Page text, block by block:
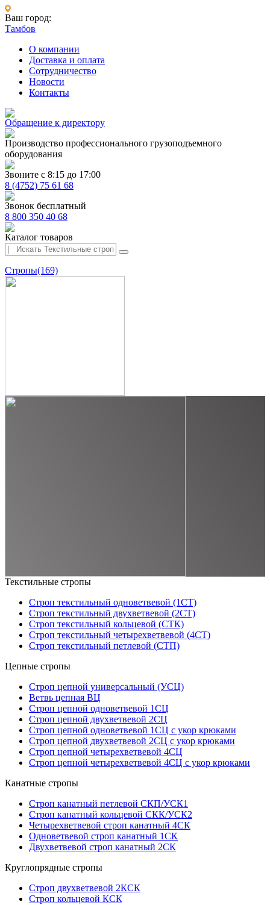
Ваш город:
Тамбов
О компании
Доставка и оплата
Сотрудничество
Новости
Контакты
Обращение к директору
Производство профессионального грузоподъемного
оборудования
Звоните с 8:15 до 17:00
8 (4752) 75 61 68
Звонок бесплатный
8 800 350 40 68
Каталог товаров
Стропы(169)
Текстильные стропы
Строп текстильный одноветвевой (1СТ)
Строп текстильный двухветвевой (2СТ)
Строп текстильный кольцевой (СТК)
Строп текстильный четырехветвевой (4СТ)
Строп текстильный петлевой (СТП)
Цепные стропы
Строп цепной универсальный (УСЦ)
Ветвь цепная ВЦ
Строп цепной одноветвевой 1СЦ
Строп цепной двухветвевой 2СЦ
Строп цепной одноветвевой 1СЦ с укор крюками
Строп цепной двухветвевой 2СЦ с укор крюками
Строп цепной четырехветвевой 4СЦ
Строп цепной четырехветвевой 4СЦ с укор крюками
Канатные стропы
Строп канатный петлевой СКП/УСК1
Строп канатный кольцевой СКК/УСК2
Четырехветвевой строп канатный 4СК
Одноветвевой строп канатный 1СК
Двухветвевой строп канатный 2СК
Круглопрядные стропы
Строп двухветвевой 2КСК
Строп кольцевой КСК